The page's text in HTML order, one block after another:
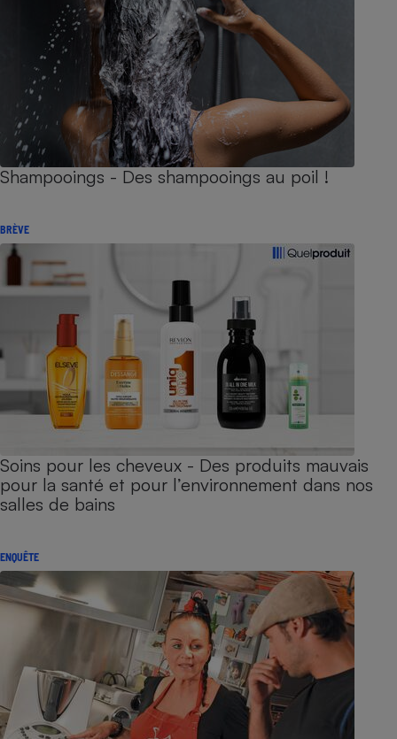
Shampooings - Des shampooings au poil !
BRÈVE
Soins pour les cheveux - Des produits mauvais
pour la santé et pour l’environnement dans nos
salles de bains
ENQUÊTE